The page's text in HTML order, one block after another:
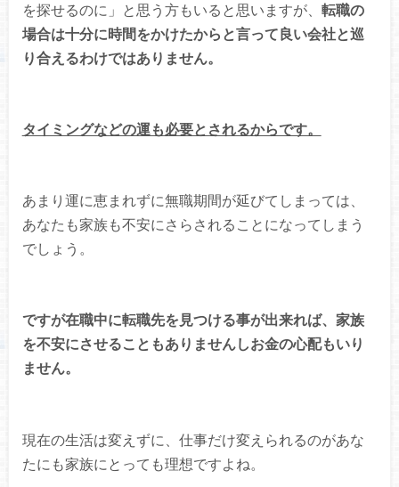
を探せるのに」と思う方もいると思いますが、 転職の
場合は十分に時間をかけたからと言って良い会社と巡
り合えるわけではありません。
タイミングなどの運も必要とされるからです。
あまり運に恵まれずに無職期間が延びてしまっては、
あなたも家族も不安にさらされることになってしまう
でしょう。
ですが在職中に転職先を見つける事が出来れば、家族
を不安にさせることもありませんしお金の心配もいり
ません。
現在の生活は変えずに、仕事だけ変えられるのがあな
たにも家族にとっても理想ですよね。